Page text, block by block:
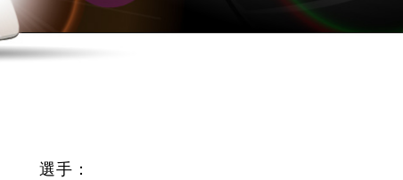
選手：